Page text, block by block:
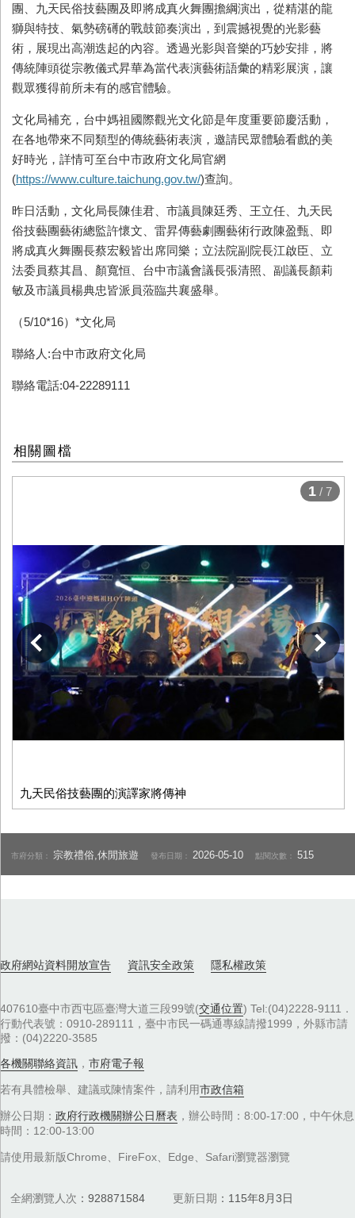
團、九天民俗技藝團及即將成真火舞團擔綱演出，從精湛的龍
獅與特技、氣勢磅礡的戰鼓節奏演出，到震撼視覺的光影藝
術，展現出高潮迭起的內容。透過光影與音樂的巧妙安排，將
傳統陣頭從宗教儀式昇華為當代表演藝術語彙的精彩展演，讓
觀眾獲得前所未有的感官體驗。
文化局補充，台中媽祖國際觀光文化節是年度重要節慶活動，
在各地帶來不同類型的傳統藝術表演，邀請民眾體驗看戲的美
好時光，詳情可至台中市政府文化局官網
(https://www.culture.taichung.gov.tw/)查詢。
昨日活動，文化局長陳佳君、市議員陳廷秀、王立任、九天民
俗技藝團藝術總監許懷文、雷昇傳藝劇團藝術行政陳盈甄、即
將成真火舞團長蔡宏毅皆出席同樂；立法院副院長江啟臣、立
法委員蔡其昌、顏寬恒、台中市議會議長張清照、副議長顏莉
敏及市議員楊典忠皆派員蒞臨共襄盛舉。
（5/10*16）*文化局
聯絡人:台中市政府文化局
聯絡電話:04-22289111
相關圖檔
九天民俗技藝團的演譯家將傳神
下一張
1 / 7
市府分類： 宗教禮俗,休閒旅遊 發布日期：2026-05-10 點閱次數：515
政府網站資料開放宣告 資訊安全政策 隱私權政策
407610臺中市西屯區臺灣大道三段99號(交通位置) Tel:(04)2228-9111．
行動代表號：0910-289111，臺中市民一碼通專線請撥1999，外縣市請
撥：(04)2220-3585
各機關聯絡資訊 ， 市府電子報
若有具體檢舉、建議或陳情案件，請利用市政信箱
辦公日期： 政府行政機關辦公日曆表 ，辦公時間：8:00-17:00，中午休息
時間：12:00-13:00
請使用最新版Chrome、FireFox、Edge、Safari瀏覽器瀏覽
全網瀏覽人次 928871584 更新日期 115年8月3日